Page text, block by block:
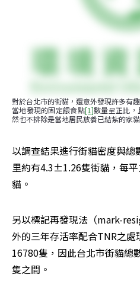
對於台北市的街貓，還意外發現許多有
當地發現的固定餵食點[1]數量呈正比，
然也不排除是當地居民放養已結紮的家
以調查結果進行街貓密度與
里約有4.3±1.26隻街貓，每
貓。
另以標記再發現法（mark-
外的三年存活率配合TNR之
16780隻，因此台北市街貓總
隻之間。